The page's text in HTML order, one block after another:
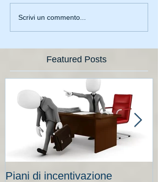
Scrivi un commento...
Featured Posts
Piani di incentivazione